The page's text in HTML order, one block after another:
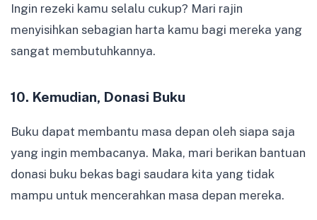
Ingin rezeki kamu selalu cukup? Mari rajin
menyisihkan sebagian harta kamu bagi mereka yang
sangat membutuhkannya.
10. Kemudian, Donasi Buku
Buku dapat membantu masa depan oleh siapa saja
yang ingin membacanya. Maka, mari berikan bantuan
donasi buku bekas bagi saudara kita yang tidak
mampu untuk mencerahkan masa depan mereka.